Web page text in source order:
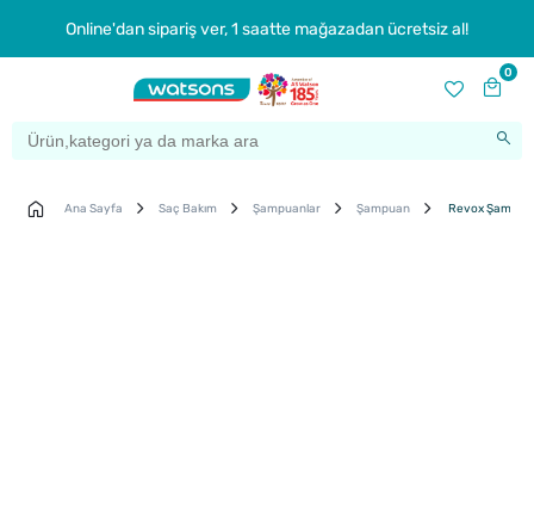
Online'dan sipariş ver, 1 saatte mağazadan ücretsiz al!
0
Ana Sayfa Saç Bakım Şampuanlar Şampuan Revox